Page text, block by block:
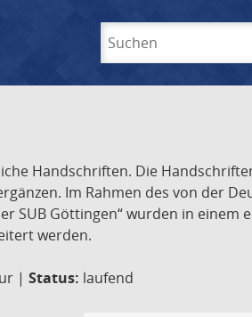
Handschriften. Die
Im Rahmen des von der
SUB Göttingen“ wurden in einem
werden.
| Status: laufend